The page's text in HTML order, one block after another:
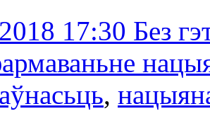
17:30 Без
,